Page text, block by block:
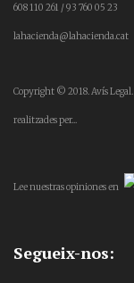
608 110 261 / 93 760 05 23
lahacienda@lahacienda.cat
Copyright © 2018.Avís Legal.
realitzades per...
Leenuestras opinionesen
Segueix-nos: